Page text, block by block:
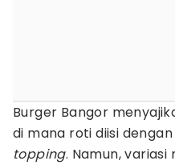
Burger Bangor
di mana roti diisi dengan
topping. Namun,